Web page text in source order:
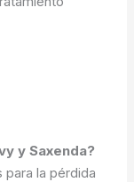
y Saxenda?
la pérdida